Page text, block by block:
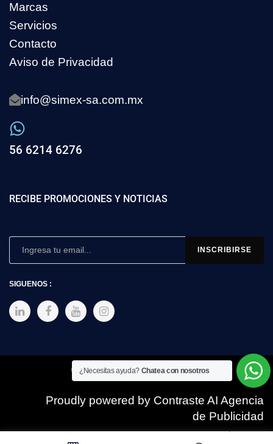
Marcas
Servicios
Contacto
Aviso de Privacidad
info@simex-sa.com.mx
56 6214 6276
RECIBE PROMOCIONES Y NOTICIAS
SIGUENOS :
Copyright © 2025 SIMEX
Proudly powered by Contraste AI Agencia
de Publicidad
¿Necesitas ayuda? Chatea con nosotros